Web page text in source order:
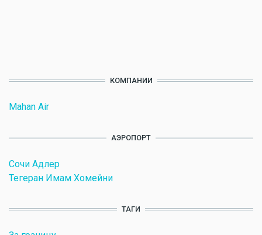
КОМПАНИИ
Mahan Air
АЭРОПОРТ
Сочи Адлер
Тегеран Имам Хомейни
ТАГИ